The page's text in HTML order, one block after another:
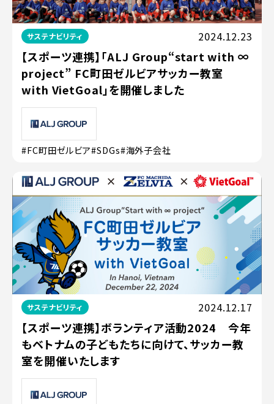
サステナビリティ 2024.12.23
【スポーツ連携】「ALJ Group“start with ∞
project” FC町田ゼルビアサッカー教室
with VietGoal」を開催しました
#FC町田ゼルビア#SDGs#海外子会社
サステナビリティ 2024.12.17
【スポーツ連携】ボランティア活動2024 今年
もベトナムの子どもたちに向けて、サッカー教
室を開催いたします